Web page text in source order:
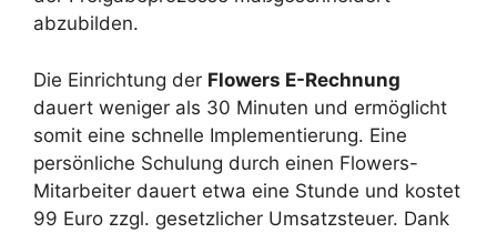
abzubilden.
Die Einrichtung der Flowers E-Rechnung
dauert weniger als 30 Minuten und ermöglicht
somit eine schnelle Implementierung. Eine
persönliche Schulung durch einen Flowers-
Mitarbeiter dauert etwa eine Stunde und kostet
99 Euro zzgl. gesetzlicher Umsatzsteuer. Dank